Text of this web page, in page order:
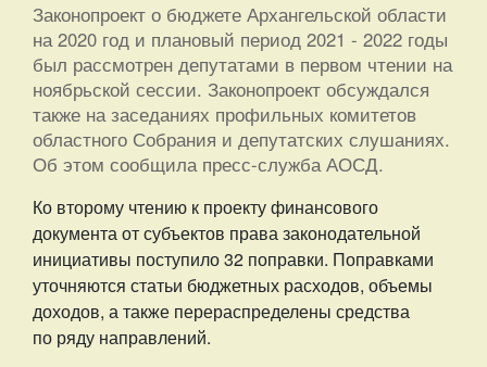
Законопроект о бюджете Архангельской области
на 2020 год и плановый период 2021 - 2022 годы
был рассмотрен депутатами в первом чтении на
ноябрьской сессии. Законопроект обсуждался
также на заседаниях профильных комитетов
областного Собрания и депутатских слушаниях.
Об этом сообщила пресс-служба АОСД.
Ко второму чтению к проекту финансового
документа от субъектов права законодательной
инициативы поступило 32 поправки. Поправками
уточняются статьи бюджетных расходов, объемы
доходов, а также перераспределены средства
по ряду направлений.